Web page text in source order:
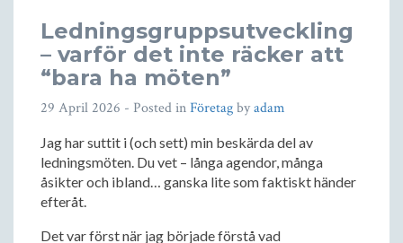
Ledningsgruppsutveckling
– varför det inte räcker att
“bara ha möten”
29 April 2026 - Posted inFöretagbyadam
Jag har suttit i (och sett) min beskärda del av
ledningsmöten. Du vet – långa agendor, många
åsikter och ibland… ganska lite som faktiskt händer
efteråt.
Det var först när jag började förstå vad